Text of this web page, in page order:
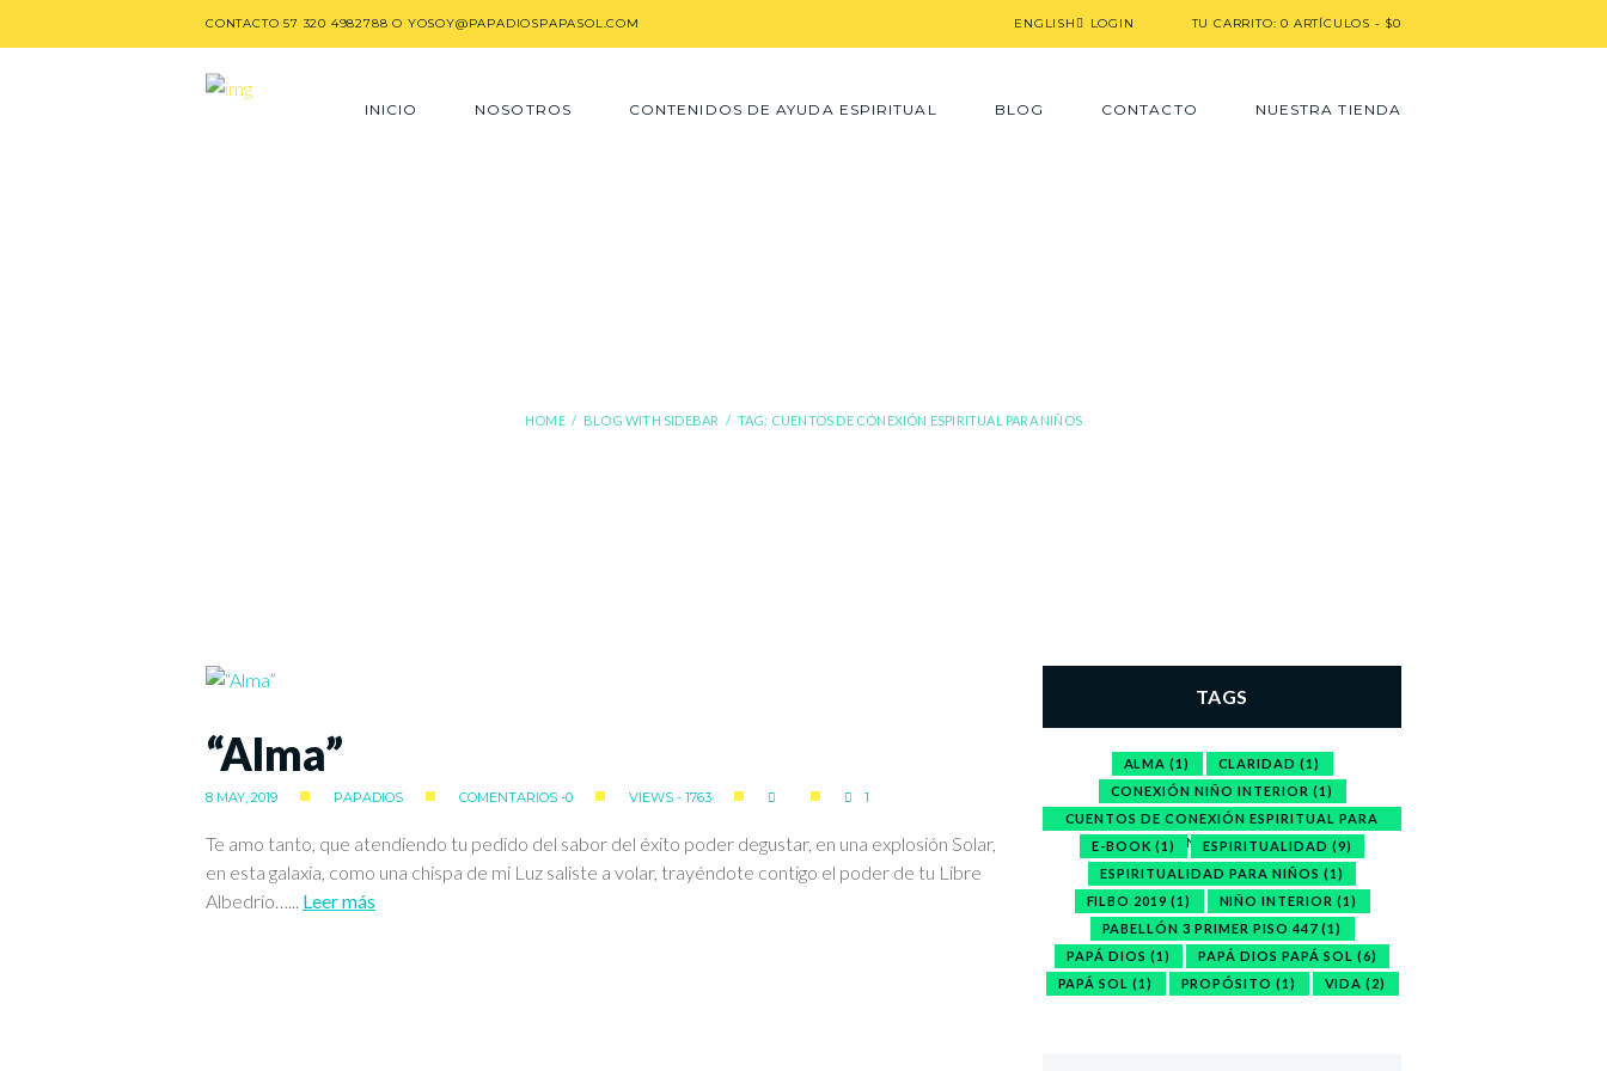
CONTACTO57 320 4982788 O YOSOY@PAPADIOSPAPASOL.COM ENGLISH LOGIN TU CARRITO: 0 ARTÍCULOS - $0
INICIO NOSOTROS CONTENIDOS DE AYUDA ESPIRITUAL BLOG CONTACTO NUESTRA TIENDA
HOME BLOG WITH SIDEBAR TAG: CUENTOS DE CONEXIÓN ESPIRITUAL PARA NIÑOS
“Alma”
8 MAY, 2019 PAPADIOS COMENTARIOS -0 VIEWS - 1763 1
Te amo tanto, que atendiendo tu pedido del sabor del éxito poder degustar, en una explosión Solar,
en esta galaxia, como una chispa de mi Luz saliste a volar, trayéndote contigo el poder de tu Libre
Albedrío…... Leer más
TAGS
ALMA (1) CLARIDAD (1)
CONEXIÓN NIÑO INTERIOR (1)
CUENTOS DE CONEXIÓN ESPIRITUAL PARA
NIÑOS(1)
E-BOOK (1) ESPIRITUALIDAD (9)
ESPIRITUALIDAD PARA NIÑOS (1)
FILBO 2019 (1) NIÑO INTERIOR (1)
PABELLÓN 3 PRIMER PISO 447 (1)
PAPÁ DIOS (1) PAPÁ DIOS PAPÁ SOL (6)
PAPÁ SOL (1) PROPÓSITO (1) VIDA (2)